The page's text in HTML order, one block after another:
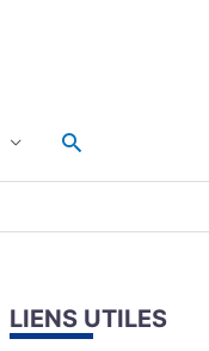
Rechercher
LIENS UTILES